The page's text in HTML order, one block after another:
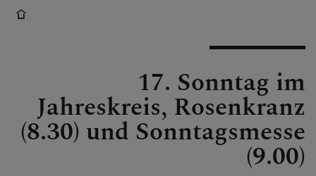
GOTTESDIENSTORDNUN
G
17. Sonntag im
Jahreskreis, Rosenkranz
(8.30) und Sonntagsmesse
(9.00)